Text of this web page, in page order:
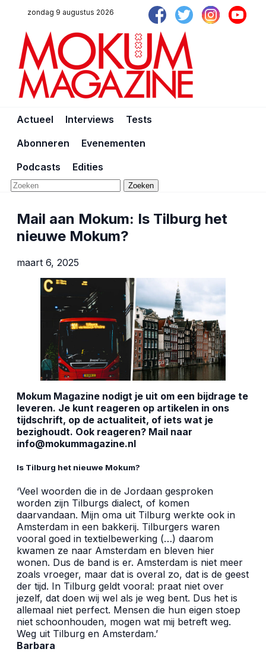
zondag 9 augustus 2026
Actueel Interviews
Tests
Abonneren
Evenementen
Podcasts
Edities
Zoeken
Mail aan Mokum: Is Tilburg het
nieuwe Mokum?
maart 6, 2025
Mokum Magazine nodigt je uit om een bijdrage te
leveren. Je kunt reageren op artikelen in ons
tijdschrift, op de actualiteit, of iets wat je
bezighoudt. Ook reageren? Mail naar
info@mokummagazine.nl
Is Tilburg het nieuwe Mokum?
‘Veel woorden die in de Jordaan gesproken
worden zijn Tilburgs dialect, of komen
daarvandaan. Mijn oma uit Tilburg werkte ook in
Amsterdam in een bakkerij. Tilburgers waren
vooral goed in textielbewerking (…) daarom
kwamen ze naar Amsterdam en bleven hier
wonen. Dus de band is er. Amsterdam is niet meer
zoals vroeger, maar dat is overal zo, dat is de geest
der tijd. In Tilburg geldt vooral: praat niet over
jezelf, dat doen wij wel als je weg bent. Dus het is
allemaal niet perfect. Mensen die hun eigen stoep
niet schoonhouden, mogen wat mij betreft weg.
Weg uit Tilburg en Amsterdam.’
Barbara